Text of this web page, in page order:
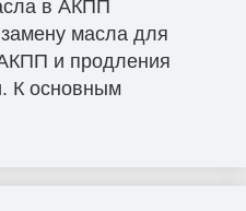
в АКПП
масла для
и продления
К основным